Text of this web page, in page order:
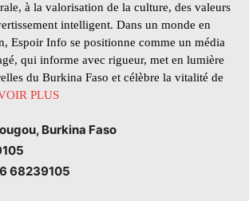
à la valorisation de la culture, des valeurs
intelligent. Dans un monde en
Espoir Info se positionne comme un média
qui informe avec rigueur, met en lumière
du Burkina Faso et célèbre la vitalité de
PLUS
Burkina Faso
68239105